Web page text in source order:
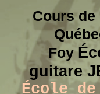
Cours de
Foy
guitare
École